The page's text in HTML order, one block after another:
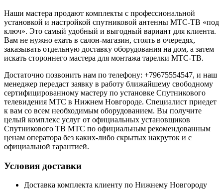
Наши мастера продают комплекты с профессиональной
установкой и настройкой спутниковой антенны МТС-ТВ «под
ключ». Это самый удобный и выгодный вариант для клиента.
Вам не нужно ехать в салон-магазин, стоять в очередях,
заказывать отдельную доставку оборудования на дом, а затем
искать стороннего мастера для монтажа тарелки МТС-ТВ.
Достаточно позвонить нам по телефону: +79675554547, и наш
менеджер передаст заявку в работу ближайшему свободному
сертифицированному мастеру по установке Спутникового
телевидения МТС в Нижнем Новгороде. Специалист приедет
к вам со всем необходимым оборудованием. Вы получите
целый комплекс услуг от официальных установщиков
Спутникового ТВ МТС по официальным рекомендованным
ценам оператора без каких-либо скрытых накруток и с
официальной гарантией.
Условия доставки
Доставка комплекта клиенту по Нижнему Новгороду